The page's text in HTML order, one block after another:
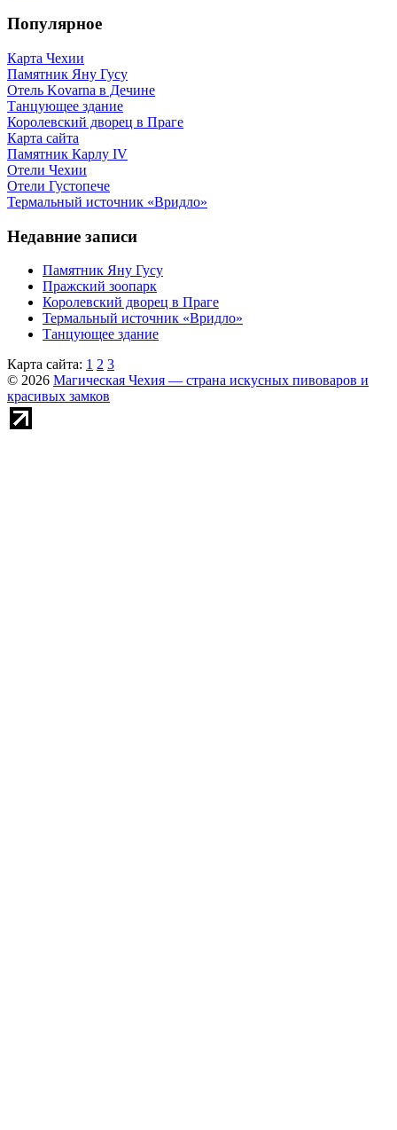
Популярное
Карта Чехии
Памятник Яну Гусу
Отель Kovarna в Дечине
Танцующее здание
Королевский дворец в Праге
Карта сайта
Памятник Карлу IV
Отели Чехии
Отели Густопече
Термальный источник «Вридло»
Недавние записи
Памятник Яну Гусу
Пражский зоопарк
Королевский дворец в Праге
Термальный источник «Вридло»
Танцующее здание
Карта сайта: 1 2 3
© 2026 Магическая Чехия — страна искусных пивоваров и
красивых замков